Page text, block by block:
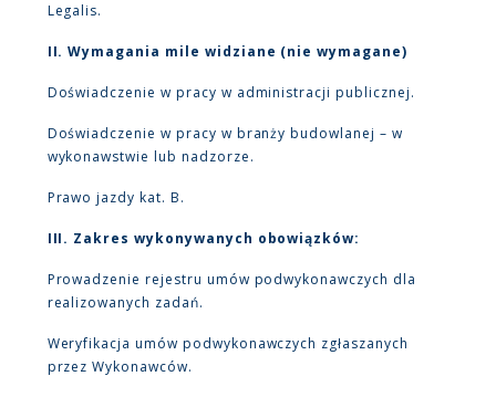
Legalis.
II. Wymagania mile widziane (nie wymagane)
Doświadczenie w pracy w administracji publicznej.
Doświadczenie w pracy w branży budowlanej – w
wykonawstwie lub nadzorze.
Prawo jazdy kat. B.
III. Zakres wykonywanych obowiązków:
Prowadzenie rejestru umów podwykonawczych dla
realizowanych zadań.
Weryfikacja umów podwykonawczych zgłaszanych
przez Wykonawców.